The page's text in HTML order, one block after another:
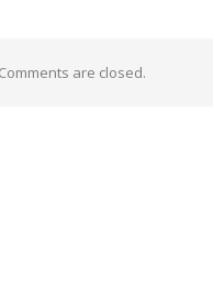
Comments are closed.